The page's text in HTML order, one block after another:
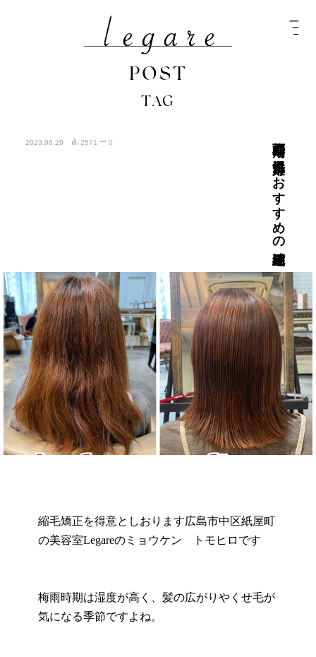
POST
TAG
2023.06.29 2571 0 梅雨時期の湿気対策におすすめの縮毛矯正
縮毛矯正を得意としおります広島市中区紙屋町
の美容室Legareのミョウケン トモヒロです
梅雨時期は湿度が高く、髪の広がりやくせ毛が
気になる季節ですよね。